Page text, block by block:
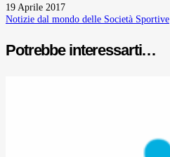
19 Aprile 2017
Notizie dal mondo delle Società Sportive
Potrebbe interessarti…